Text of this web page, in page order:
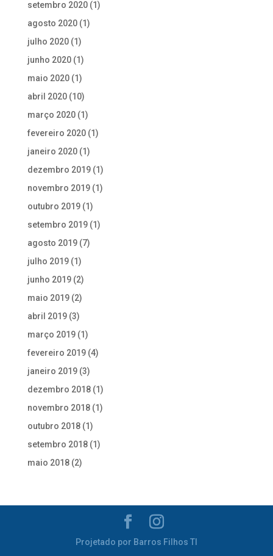
setembro 2020(1)
agosto 2020(1)
julho 2020(1)
junho 2020(1)
maio 2020(1)
abril 2020(10)
março 2020(1)
fevereiro 2020(1)
janeiro 2020(1)
dezembro 2019(1)
novembro 2019(1)
outubro 2019(1)
setembro 2019(1)
agosto 2019(7)
julho 2019(1)
junho 2019(2)
maio 2019(2)
abril 2019(3)
março 2019(1)
fevereiro 2019(4)
janeiro 2019(3)
dezembro 2018(1)
novembro 2018(1)
outubro 2018(1)
setembro 2018(1)
maio 2018(2)
Projetado por Barros Filhos TI